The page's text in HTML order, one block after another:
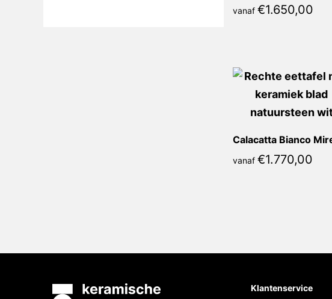
vanaf€1.770,00
Contact opnemen